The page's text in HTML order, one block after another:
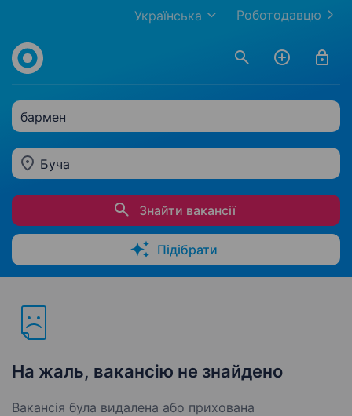
Роботодавцю
Українська
бармен
Буча
Знайти вакансії
Підібрати
На жаль, вакансію не знайдено
Вакансія була видалена або прихована